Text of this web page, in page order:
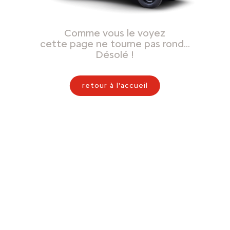
Comme vous le voyez
cette page ne tourne pas rond…
Désolé !
retour à l'accueil